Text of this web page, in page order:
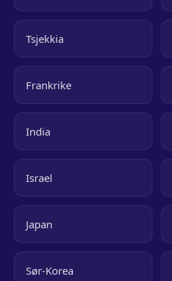
Tsjekkia
Frankrike
India
Israel
Japan
Sør-Korea